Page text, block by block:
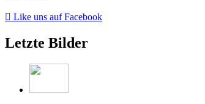
Like uns auf Facebook
Letzte Bilder